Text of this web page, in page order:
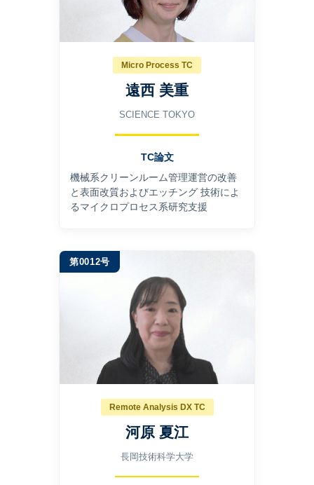
Micro Process TC
遠西 美重
SCIENCE TOKYO
TC論文
機械系クリーンルーム管理運営の改善
と表面改質およびエッチング 技術によ
るマイクロプロセス系研究支援
第0012号
Remote Analysis DX TC
河原 夏江
長岡技術科学大学